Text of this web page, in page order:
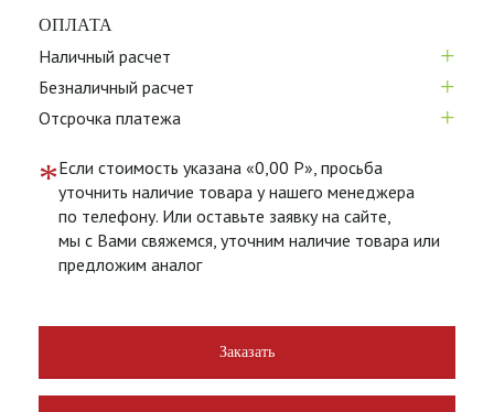
ОПЛАТА
Наличный расчет +
Безналичный расчет +
Отсрочка платежа +
*Если стоимость указана «0,00 Р», просьба
уточнить наличие товара у нашего менеджера
по телефону. Или оставьте заявку на сайте,
мы с Вами свяжемся, уточним наличие товара или
предложим аналог
Заказать